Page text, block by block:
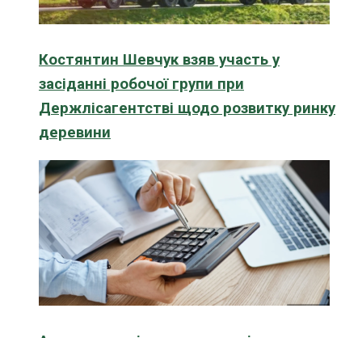
Костянтин Шевчук взяв участь у
засіданні робочої групи при
Держлісагентстві щодо розвитку ринку
деревини